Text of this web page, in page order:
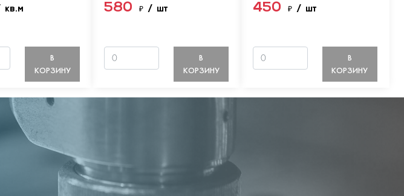
кв.м
В
КОРЗИНУ
580₽/ шт
В
КОРЗИНУ
450 ₽ / шт
В
КОРЗИНУ